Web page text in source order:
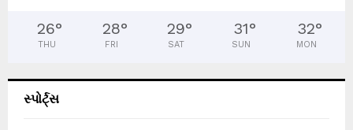
26°
THU
28°
FRI
29°
SAT
31°
SUN
32°
MON
સ્પોર્ટ્સ